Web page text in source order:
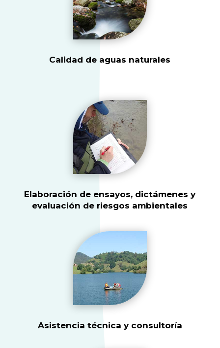
Calidad de aguas naturales
Elaboración de ensayos, dictámenes y
evaluación de riesgos ambientales
Asistencia técnica y consultoría